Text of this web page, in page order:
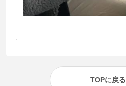
TOPに戻る